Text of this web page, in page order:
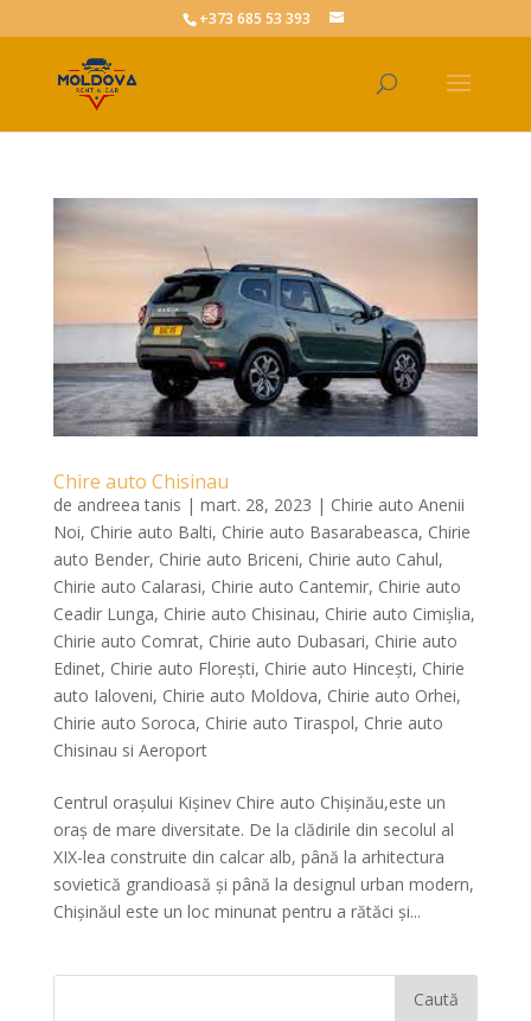
+373 685 53 393
Chire auto Chisinau
de andreea tanis | mart. 28, 2023 | Chirie auto Anenii
Noi, Chirie auto Balti, Chirie auto Basarabeasca, Chirie
auto Bender, Chirie auto Briceni, Chirie auto Cahul,
Chirie auto Calarasi, Chirie auto Cantemir, Chirie auto
Ceadir Lunga, Chirie auto Chisinau, Chirie auto Cimișlia,
Chirie auto Comrat, Chirie auto Dubasari, Chirie auto
Edinet, Chirie auto Florești, Chirie auto Hinceşti, Chirie
auto Ialoveni, Chirie auto Moldova, Chirie auto Orhei,
Chirie auto Soroca, Chirie auto Tiraspol, Chrie auto
Chisinau si Aeroport
Centrul orașului Kișinev Chire auto Chișinău,este un
oraș de mare diversitate. De la clădirile din secolul al
XIX-lea construite din calcar alb, până la arhitectura
sovietică grandioasă și până la designul urban modern,
Chișinăul este un loc minunat pentru a rătăci și...